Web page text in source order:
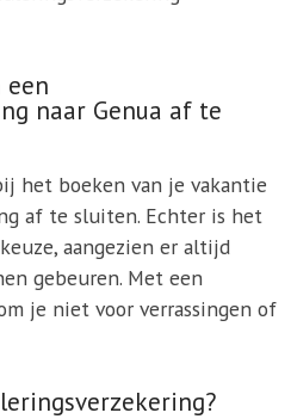
naar Genua af te
het boeken van je vakantie
af te sluiten. Echter is het
aangezien er altijd
gebeuren. Met een
je niet voor verrassingen of